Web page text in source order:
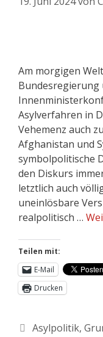
Am morgigen
Bundesregierung
Asylverfahren in
Vehemenz auch
Afghanistan und
symbolpolitische
den Diskurs
letztlich auch
uneinlösbare
realpolitisch …
Teilen mit:
E-Mail
Drucken
Asylpolitik,